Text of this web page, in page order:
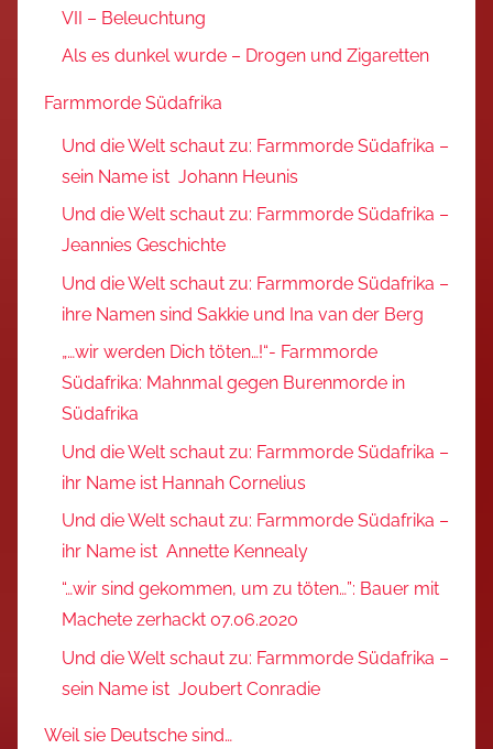
VII – Beleuchtung
Als es dunkel wurde – Drogen und Zigaretten
Farmmorde Südafrika
Und die Welt schaut zu: Farmmorde Südafrika –
sein Name ist Johann Heunis
Und die Welt schaut zu: Farmmorde Südafrika –
Jeannies Geschichte
Und die Welt schaut zu: Farmmorde Südafrika –
ihre Namen sind Sakkie und Ina van der Berg
„…wir werden Dich töten…!“- Farmmorde
Südafrika: Mahnmal gegen Burenmorde in
Südafrika
Und die Welt schaut zu: Farmmorde Südafrika –
ihr Name ist Hannah Cornelius
Und die Welt schaut zu: Farmmorde Südafrika –
ihr Name ist Annette Kennealy
“…wir sind gekommen, um zu töten…”: Bauer mit
Machete zerhackt 07.06.2020
Und die Welt schaut zu: Farmmorde Südafrika –
sein Name ist Joubert Conradie
Weil sie Deutsche sind…